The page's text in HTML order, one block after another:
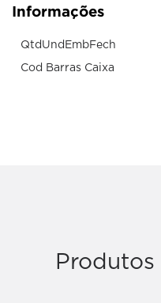
Informações
QtdUndEmbFech
Cod Barras Caixa